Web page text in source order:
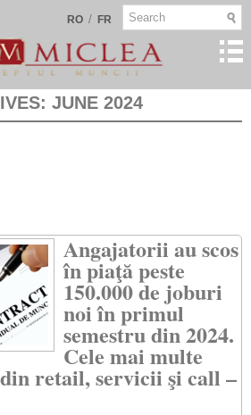
RO / FR
JUNE 2024
Angajatorii au scos
în piaţă peste
150.000 de joburi
noi în primul
semestru din 2024.
Cele mai multe
retail, servicii şi call –